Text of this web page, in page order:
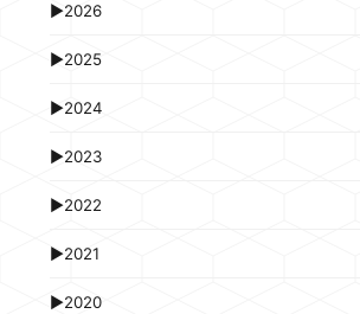
►2026
►2025
►2024
►2023
►2022
►2021
►2020